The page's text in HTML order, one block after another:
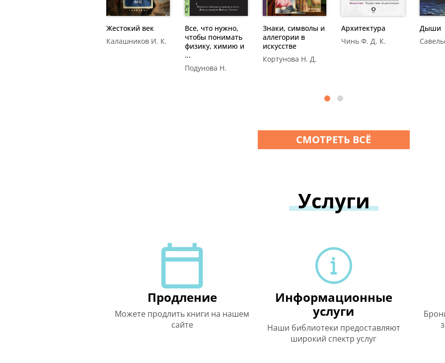
Жестокий век
Калашников И. К.
Все, что нужно,
чтобы понимать
физику, химию и
...
Подунова Н.
Знаки, символы и
аллегории в
искусстве
Кортунова Н. Д.
Архитектура
Чинь Ф. Д. К.
Дыши
СМОТРЕТЬ ВСЁ
Услуги
Продление
Можете продлить книги на нашем
сайте
Информационные
услуги
Наши библиотеки предоставляют
широкий спектр услуг